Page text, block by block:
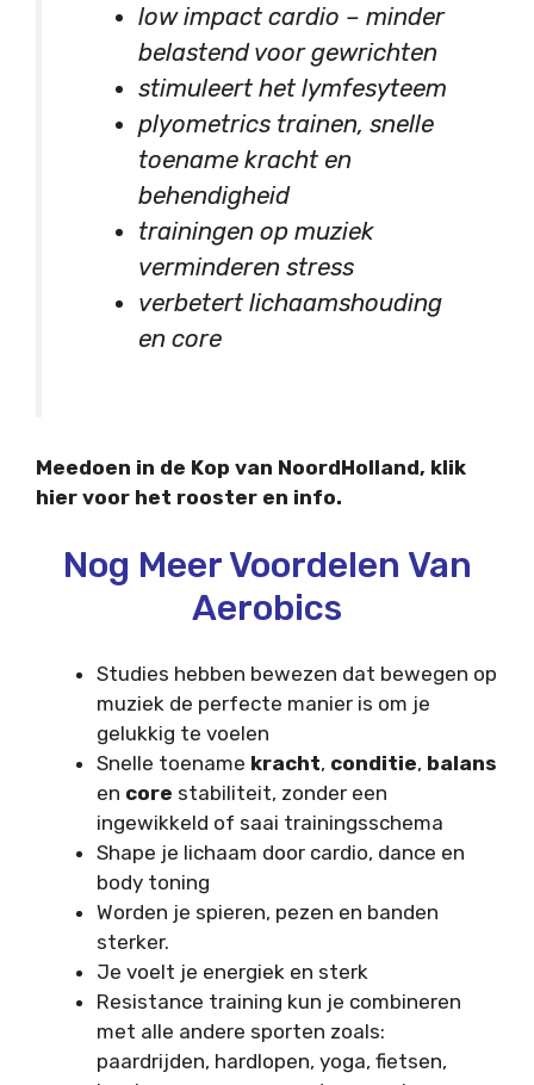
low impact cardio – minder
belastend voor gewrichten
stimuleert het lymfesyteem
plyometrics trainen, snelle
toename kracht en
behendigheid
trainingen op muziek
verminderen stress
verbetert lichaamshouding
en core
Meedoen in de Kop van NoordHolland, klik
hier voor het rooster en info.
Nog Meer Voordelen Van
Aerobics
Studies hebben bewezen dat bewegen op
muziek de perfecte manier is om je
gelukkig te voelen
Snelle toename kracht, conditie, balans
en core stabiliteit, zonder een
ingewikkeld of saai trainingsschema
Shape je lichaam door cardio, dance en
body toning
Worden je spieren, pezen en banden
sterker.
Je voelt je energiek en sterk
Resistance training kun je combineren
met alle andere sporten zoals:
paardrijden, hardlopen, yoga, fietsen,